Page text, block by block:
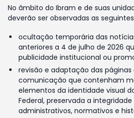
No âmbito do Ibram e de suas
deverão ser observadas as
ocultação temporária das
anteriores a 4 de julho de 2026
publicidade institucional ou
revisão e adaptação das páginas
comunicação que contenham
elementos da identidade visual
Federal, preservada a
administrativos, normativos e